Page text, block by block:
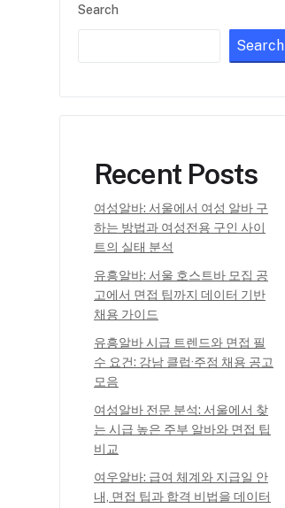
Search
Search
Recent Posts
여성알바: 서울에서 여성 알바 구
하는 방법과 여성전용 구인 사이
트의 실태 분석
유흥알바: 서울 호스트바 모집 공
고에서 면접 팁까지 데이터 기반
채용 가이드
유흥알바 시급 트렌드와 면접 필
수 요건: 강남 클럽·주점 채용 공고
모음
여성알바 전문 분석: 서울에서 찾
는 시급 높은 주부 알바와 면접 팁
비교
여우알바: 급여 체계와 지급일 안
내, 면접 팁과 합격 비법을 데이터